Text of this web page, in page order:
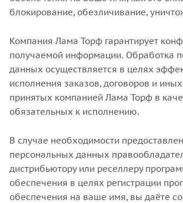
блокирование, обезличивание,
Компания Лама Торф гарантирует
получаемой информации. Обработка
данных осуществляется в целях
исполнения заказов, договоров и
принятых компанией Лама Торф в
обязательных к исполнению.
В случае необходимости
персональных данных
дистрибьютору или реселлеру
обеспечения в целях регистрации
обеспечения на ваше имя, вы даёте